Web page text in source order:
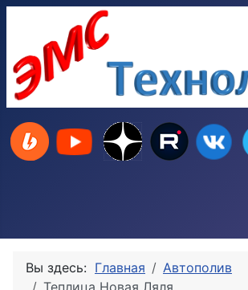
Вы здесь: Главная
Автополив
Теплица Новая Ляля